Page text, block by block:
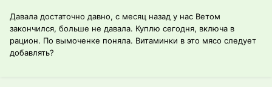
Давала достаточно давно, с месяц назад у нас Ветом
закончился, больше не давала. Куплю сегодня, включа в
рацион. По вымоченке поняла. Витаминки в это мясо следует
добавлять?